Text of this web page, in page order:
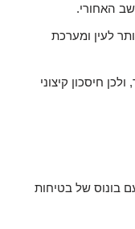
האחורי.
לעין ומערכת
חיסכון קיצוני
בונוס של בטיחות